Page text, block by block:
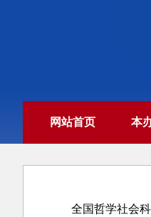
网站首页 本
全国哲学社会